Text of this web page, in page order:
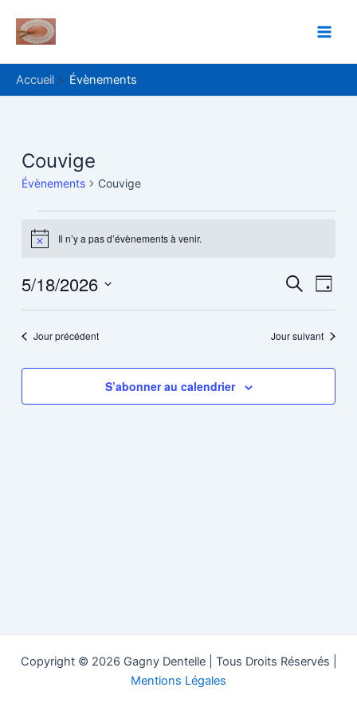
contenu
Accueil Évènements
Couvige
Évènements Couvige
Évènements
for
mai
18,
Notice Il n’y a pas d’évènements à venir.
et
Recherche
Jour
5/18/2026
date.Jour précédent Jour suivant
S’abonner au calendrier
Copyright © 2026 Gagny Dentelle | Tous Droits Réservés |
Mentions Légales